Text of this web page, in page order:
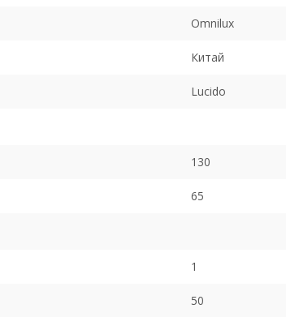
Omnilux
Китай
Lucido
130
65
1
50